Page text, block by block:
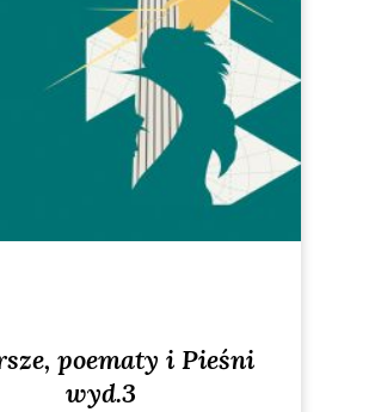
poematy i Pieśni
wyd.3